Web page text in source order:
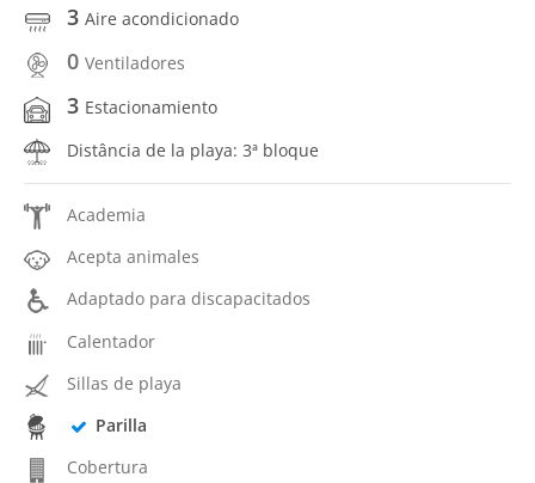
3 Aire acondicionado
0 Ventiladores
3 Estacionamiento
Distância de la playa: 3ª bloque
Academia
Acepta animales
Adaptado para discapacitados
Calentador
Sillas de playa
Parilla
Cobertura